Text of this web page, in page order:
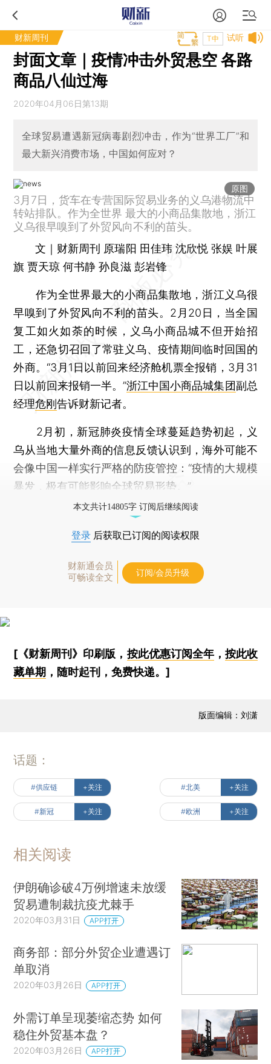
财新周刊 试听
T中
封面文章｜疫情冲击外贸悬空 各路
商品八仙过海
2020年04月06日第13期
全球贸易遭遇新冠病毒剧烈冲击，作为“世界工厂”和
最大新兴消费市场，中国如何应对？
原图
3月7日，货车在专营国际贸易业务的义乌港物流中
转站排队。作为全世界 最大的小商品集散地，浙江
义乌很早嗅到了外贸风向不利的苗头。
文｜财新周刊 原瑞阳 田佳玮 沈欣悦 张娱 叶展
旗 贾天琼 何书静 孙良滋 彭岩锋
作为全世界最大的小商品集散地，浙江义乌很
早嗅到了外贸风向不利的苗头。2月20日，当全国
复工如火如荼的时候，义乌小商品城不但开始招
工，还急切召回了常驻义乌、疫情期间临时回国的
外商。“3月1日以前回来经济舱机票全报销，3月31
日以前回来报销一半。”浙江中国小商品城集团副总
经理危刚告诉财新记者。
2月初，新冠肺炎疫情全球蔓延趋势初起，义
乌从当地大量外商的信息反馈认识到，海外可能不
会像中国一样实行严格的防疫管控：“疫情的大规模
暴发，极有可能影响全球贸易形势。”
本文共计14805字 订阅后继续阅读
登录 后获取已订阅的阅读权限
财新通会员
可畅读全文
订阅/会员升级
[《财新周刊》印刷版， 按此优惠订阅全年， 按此收
藏单期 ，随时起刊，免费快递。]
版面编辑：刘潇
话题：
#供应链 +关注 #北美 +关注
#新冠 +关注 #欧洲 +关注
相关阅读
伊朗确诊破4万例增速未放缓
贸易遭制裁抗疫尤棘手
2020年03月31日 APP打开
商务部：部分外贸企业遭遇订
单取消
2020年03月26日 APP打开
外需订单呈现萎缩态势 如何
稳住外贸基本盘？
2020年03月26日 APP打开